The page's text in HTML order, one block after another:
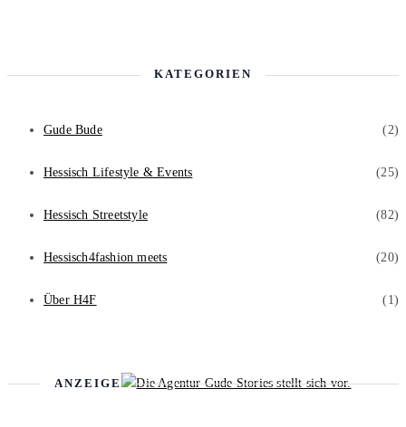
KATEGORIEN
Gude Bude (2)
Hessisch Lifestyle & Events (25)
Hessisch Streetstyle (82)
Hessisch4fashion meets (20)
Über H4F (1)
ANZEIGE